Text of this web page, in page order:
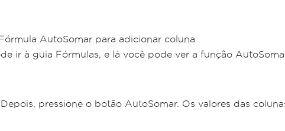
ir à guia Fórmulas, e lá você pode ver a função
pressione o botão AutoSomar. Os valores das